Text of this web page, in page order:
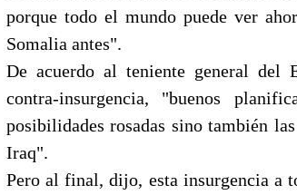
porque todo el mundo puede ver
Somalia antes".
De acuerdo al teniente general del
contra-insurgencia, "buenos
posibilidades rosadas sino también
Iraq".
Pero al final, dijo, esta insurgencia a